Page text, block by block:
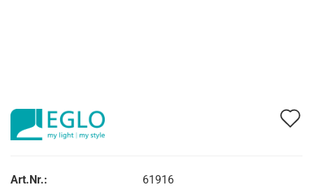
Art.Nr.:
61916